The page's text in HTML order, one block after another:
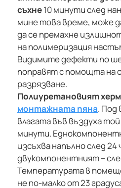
съхне10 минути след
мине това време, може
да се премахне
на полимеризация
Видимите дефекти по
поправят с помощта на
разрязване.
Полиуретановият
монтажната пяна. Под
влагата във въздуха
минути.
изсъхва напълно след 24
двукомпонентният –
Температурата в
не по-малко от 23